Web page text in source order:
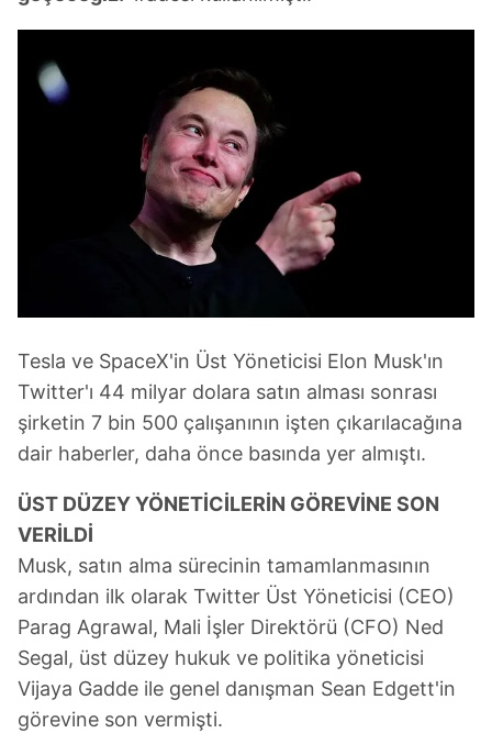
Tesla ve SpaceX'in Üst Yöneticisi Elon Musk'ın
Twitter'ı 44 milyar dolara satın alması sonrası
şirketin 7 bin 500 çalışanının işten çıkarılacağına
dair haberler, daha önce basında yer almıştı.
ÜST DÜZEY YÖNETİCİLERİN GÖREVİNE SON
VERİLDİ
Musk, satın alma sürecinin tamamlanmasının
ardından ilk olarak Twitter Üst Yöneticisi (CEO)
Parag Agrawal, Mali İşler Direktörü (CFO) Ned
Segal, üst düzey hukuk ve politika yöneticisi
Vijaya Gadde ile genel danışman Sean Edgett'in
görevine son vermişti.